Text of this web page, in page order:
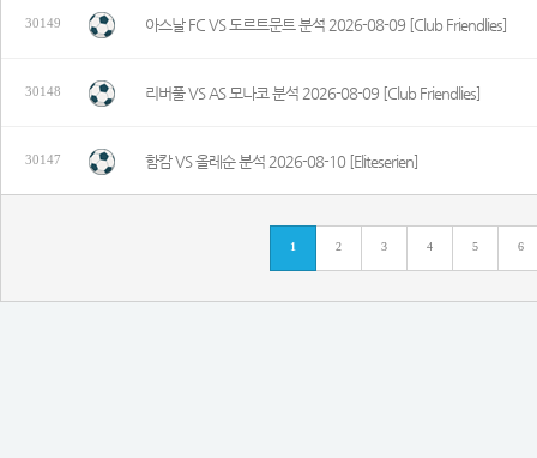
30149 아스날 FC VS 도르트문트 분석 2026-08-09 [Club Friendlies]
30148 리버풀 VS AS 모나코 분석 2026-08-09 [Club Friendlies]
30147 함캄 VS 올레순 분석 2026-08-10 [Eliteserien]
1 2 3 4 5 6